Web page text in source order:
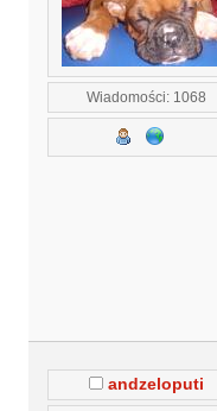
Wiadomości: 1068
andzeloputi